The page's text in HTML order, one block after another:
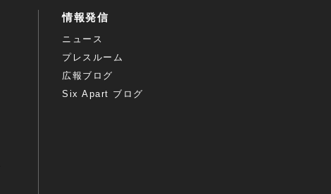
情報発信
ニュース
プレスルーム
広報ブログ
Six Apart ブログ